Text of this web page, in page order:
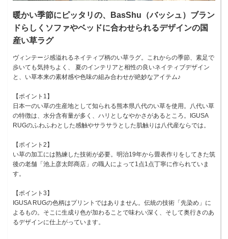
暖かい季節にピッタリの、BasShu（バッシュ）ブラン
ドらしくソファやベッドに合わせられるデザインの国
産い草ラグ
ヴィンテージ感溢れるネイティブ柄のい草ラグ。これからの季節、素足で
歩いても気持ちよく、 夏のインテリアと相性の良いネイティブデザイン
と、い草本来の素材感や色味の組み合わせが絶妙なアイテム♪
【ポイント1】
日本一のい草の生産地として知られる熊本県八代のい草を使用。八代い草
の特徴は、水分含有量が多く、ハリとしなやかさがあるところ。IGUSA
RUGのふわふわとした感触やサラサラとした肌触りは八代産ならでは。
【ポイント2】
い草の加工には熟練した技術が必要。明治19年から畳表作りをしてきた筑
後の老舗「池上彦太郎商店」の職人によって1点1点丁寧に作られていま
す。
【ポイント3】
IGUSA RUGの色柄はプリントではありません。伝統の技術「先染め」に
よるもの。そこに生成り色が加わることで味わい深く、そして奥行きのあ
るデザインに仕上がっています。